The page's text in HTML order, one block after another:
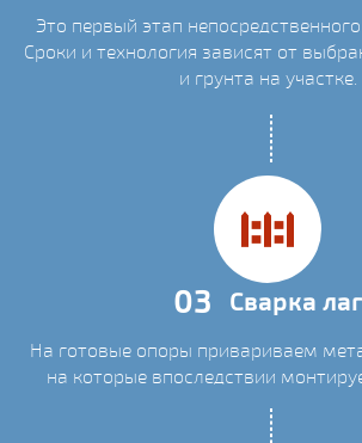
Это первый этап
Сроки и технология зависят от
и грунта на участке.
03 Сварка лаг
На готовые опоры привариваем
на которые впоследствии